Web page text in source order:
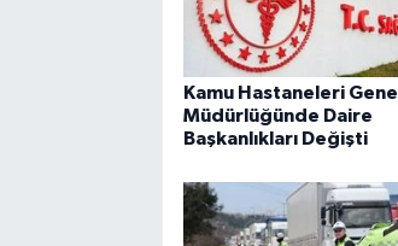
Kamu Hastaneleri Genel
Müdürlüğünde Daire
Başkanlıkları Değişti